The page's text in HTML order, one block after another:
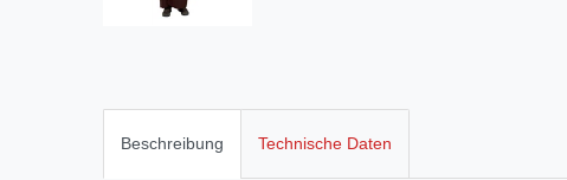
Beschreibung Technische Daten